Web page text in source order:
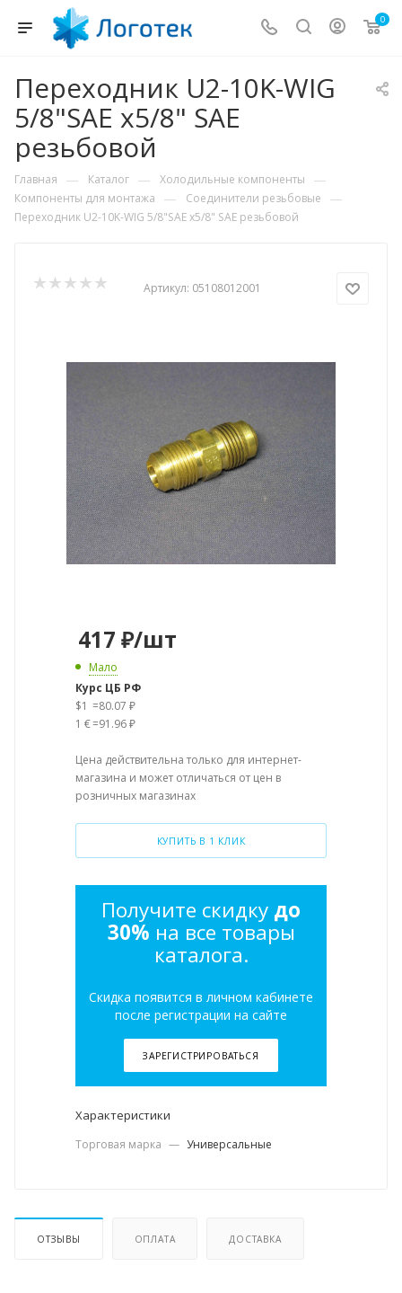
0
Переходник U2-10K-WIG
5/8"SAE x5/8" SAE
резьбовой
Главная — Каталог — Холодильные компоненты —
Компоненты для монтажа — Соединители резьбовые —
Переходник U2-10K-WIG 5/8"SAE x5/8" SAE резьбовой
Артикул: 05108012001
417 ₽/шт
Мало
Курс ЦБ РФ
$1 =80.07 ₽
1 €=91.96 ₽
Цена действительна только для интернет-
магазина и может отличаться от цен в
розничных магазинах
КУПИТЬ В 1 КЛИК
Получите скидку до
30% на все товары
каталога.
Скидка появится в личном кабинете
после регистрации на сайте
ЗАРЕГИСТРИРОВАТЬСЯ
Характеристики
Торговая марка — Универсальные
ОТЗЫВЫ ОПЛАТА ДОСТАВКА